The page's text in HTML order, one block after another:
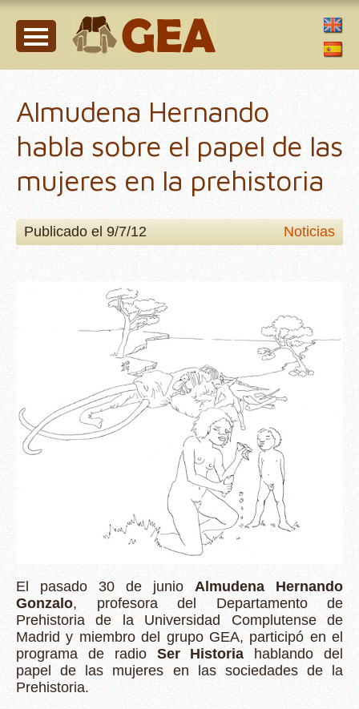
Almudena Hernando
habla sobre el papel de las
mujeres en la prehistoria
Publicado el 9/7/12 Noticias
El pasado 30 de junio Almudena Hernando
Gonzalo, profesora del Departamento de
Prehistoria de la Universidad Complutense de
Madrid y miembro del grupo GEA, participó en el
programa de radio Ser Historia hablando del
papel de las mujeres en las sociedades de la
Prehistoria.